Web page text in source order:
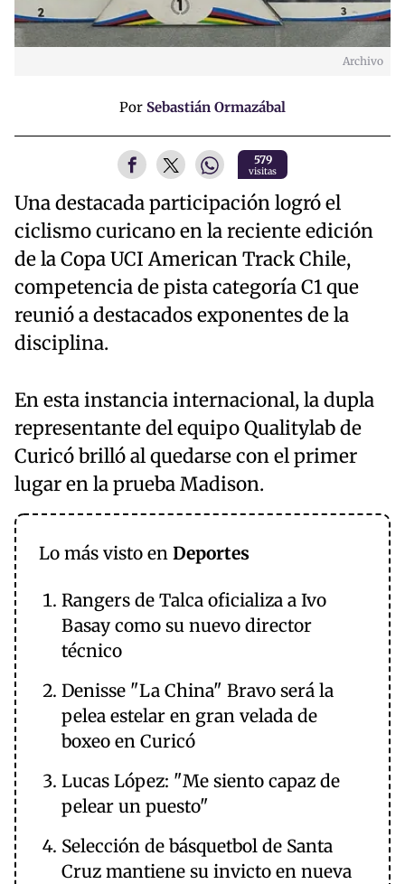
Archivo
Por Sebastián Ormazábal
579
visitas
Una destacada participación logró el
ciclismo curicano en la reciente edición
de la Copa UCI American Track Chile,
competencia de pista categoría C1 que
reunió a destacados exponentes de la
disciplina.
En esta instancia internacional, la dupla
representante del equipo Qualitylab de
Curicó brilló al quedarse con el primer
lugar en la prueba Madison.
Lo más visto en Deportes
Rangers de Talca oficializa a Ivo
Basay como su nuevo director
técnico
Denisse "La China" Bravo será la
pelea estelar en gran velada de
boxeo en Curicó
Lucas López: "Me siento capaz de
pelear un puesto"
Selección de básquetbol de Santa
Cruz mantiene su invicto en nueva